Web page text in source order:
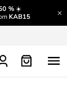
%☀️
KAB15